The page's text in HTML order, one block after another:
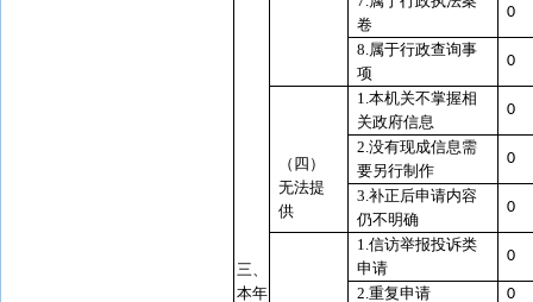
三、
本年
卷
0
8.属于行政查询事
项
0
（四）
无法提
供
1.本机关不掌握相
关政府信息
0
2.没有现成信息需
要另行制作
0
3.补正后申请内容
仍不明确
0
1.信访举报投诉类
申请
0
2.重复申请 0